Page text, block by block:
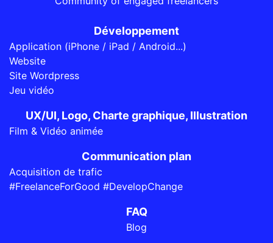
Développement
Application (iPhone / iPad / Android...)
Website
Site Wordpress
Jeu vidéo
UX/UI, Logo, Charte graphique, Illustration
Film & Vidéo animée
Communication plan
Acquisition de trafic
#FreelanceForGood #DevelopChange
FAQ
Blog